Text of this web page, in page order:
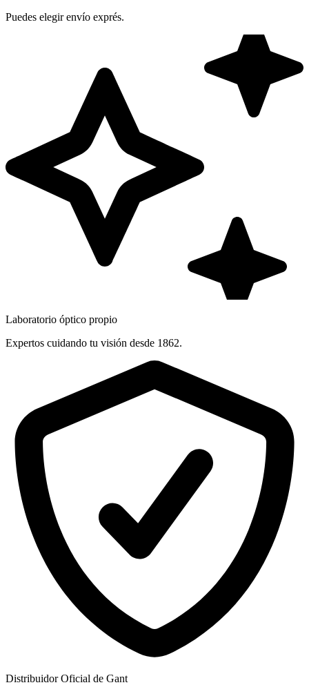
Puedes elegir envío exprés.
Laboratorio óptico propio
Expertos cuidando tu visión desde 1862.
Distribuidor Oficial de Gant